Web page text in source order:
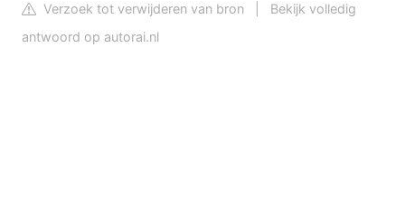
Verzoek tot verwijderen van bron
Bekijk volledig
antwoord op autorai.nl